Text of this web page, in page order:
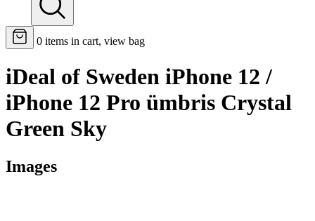
0 items in cart, view bag
iDeal of Sweden iPhone 12 /
iPhone 12 Pro ümbris Crystal
Green Sky
Images